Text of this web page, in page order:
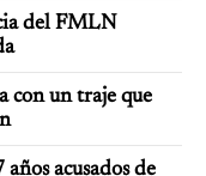
del FMLN
con un traje que
acusados de